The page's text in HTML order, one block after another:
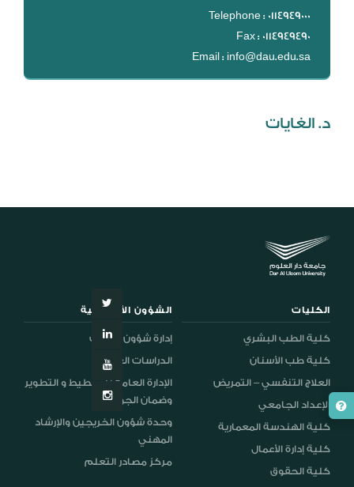
DL
نظام التقييم السنوي
MYAES
Telephone : 0114949000
Fax : 0114949490
Email : info@dau.edu.sa
د. الغايات
الكليات
كلية الطب البشري
كلية طب الأسنان
العلاج التنفسي – التمريض
الإعداد الجامعي
كلية الهندسة المعمارية
كلية إدارة الأعمال
كلية الحقوق
الشؤون الأكاديمية
إدارة شؤون الطلاب
الدراسات العليا
الإدارة العامة للتخطيط و التطوير
وضمان الجودة
وحدة شؤون الخريجين والإرشاد
المهني
مركز مصادر التعلم